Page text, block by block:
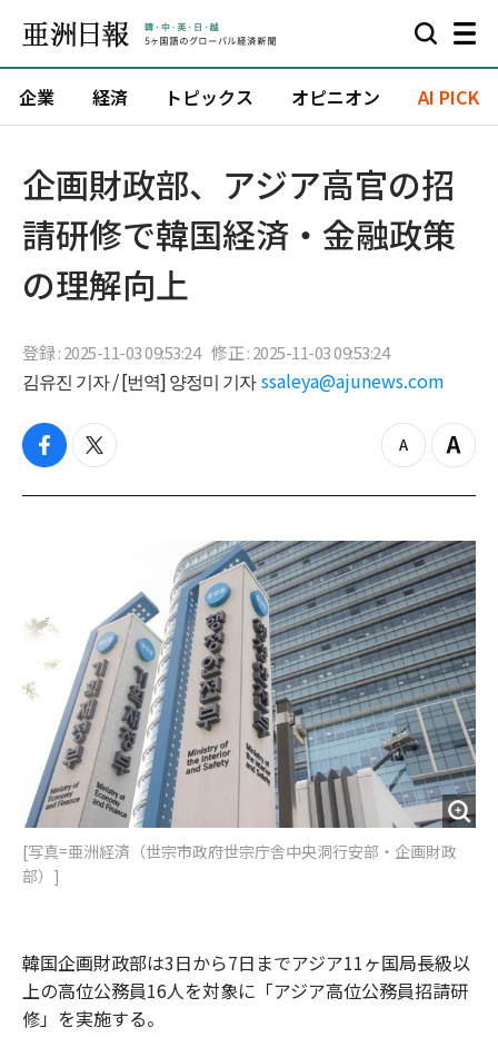
企業 経済 トピックス オピニオン AI PICK
企画財政部、アジア高官の招
請研修で韓国経済・金融政策
の理解向上
登録 : 2025-11-03 09:53:24 修正 : 2025-11-03 09:53:24
김유진 기자 / [번역] 양정미 기자 ssaleya@ajunews.com
f
c
t
i
z
o
o
u
t
Z
o
i
n
[写真=亜洲経済（世宗市政府世宗庁舎中央洞行安部・企画財政
部）]
韓国企画財政部は3日から7日までアジア11ヶ国局長級以
上の高位公務員16人を対象に「アジア高位公務員招請研
修」を実施する。